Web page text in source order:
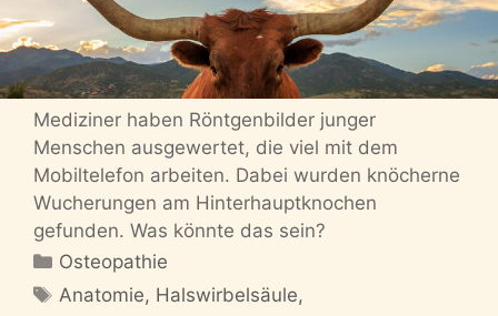
Mediziner haben Röntgenbilder junger
Menschen ausgewertet, die viel mit dem
Mobiltelefon arbeiten. Dabei wurden knöcherne
Wucherungen am Hinterhauptknochen
gefunden. Was könnte das sein?
Kategorien
Osteopathie
Schlagwörter
Anatomie, Halswirbelsäule,